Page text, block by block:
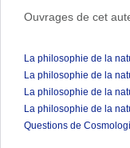
Ouvrages de cet
La philosophie de la
La philosophie de la
La philosophie de la
La philosophie de la
Questions de